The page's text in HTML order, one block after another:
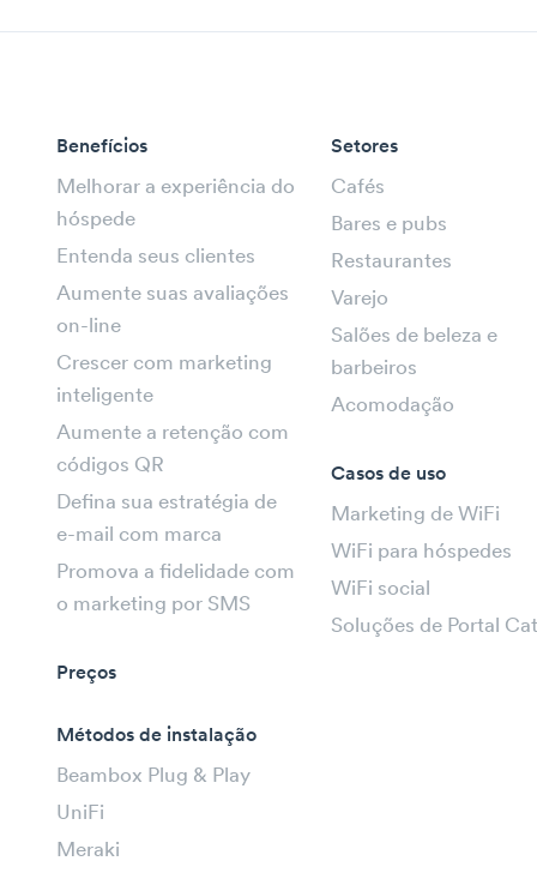
Benefícios
Melhorar a experiência do
hóspede
Entenda seus clientes
Aumente suas avaliações
on-line
Crescer com marketing
inteligente
Aumente a retenção com
códigos QR
Defina sua estratégia de
e-mail com marca
Promova a fidelidade com
o marketing por SMS
Preços
Métodos de instalação
Beambox Plug & Play
UniFi
Meraki
Setores
Cafés
Bares e pubs
Restaurantes
Varejo
Salões de beleza e
barbeiros
Acomodação
Casos de uso
Marketing de WiFi
WiFi para hóspedes
WiFi social
Soluções de Portal